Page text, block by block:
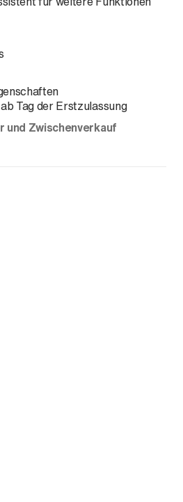
Tag der Erstzulassung
und Zwischenverkauf